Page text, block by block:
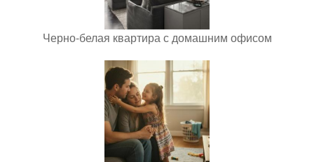
Черно-белая квартира с домашним офисом